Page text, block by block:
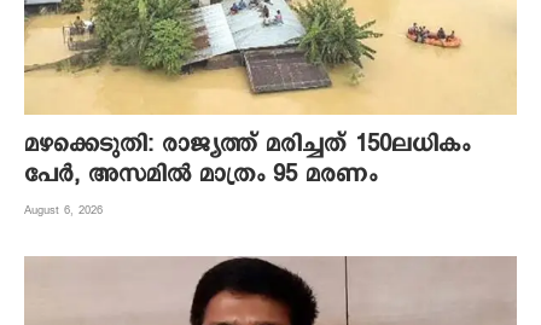
മഴക്കെടുതി: രാജ്യത്ത് മരിച്ചത് 150ലധികം
പേർ, അസമിൽ മാത്രം 95 മരണം
August 6, 2026